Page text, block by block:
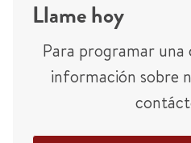
Llame hoy
Para programar una
información sobre